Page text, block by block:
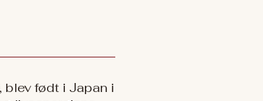
født i Japan i